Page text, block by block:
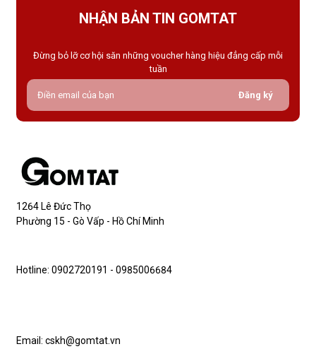
NHẬN BẢN TIN GOMTAT
Đừng bỏ lỡ cơ hội săn những voucher hàng hiệu đẳng cấp mỗi
tuần
Đăng ký
1264 Lê Đức Thọ
Phường 15 - Gò Vấp - Hồ Chí Minh
Hotline: 0902720191 - 0985006684
Email: cskh@gomtat.vn